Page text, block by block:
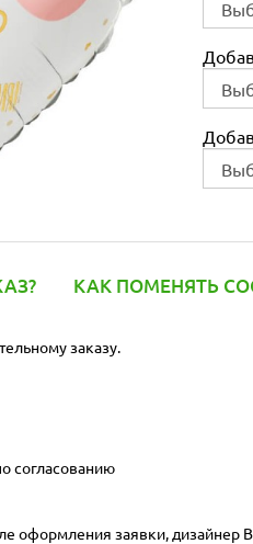
КАК ПОМЕНЯТЬ
заказу.
согласованию
оформления заявки, дизайнер